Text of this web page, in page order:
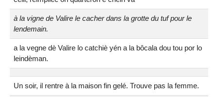
à la vigne de Valire le cacher dans la grotte du tuf pour le
lendemain.
a la vegne dè Valire lo catchiè yén a la bôcala dou tou por lo
leindèman.
Un soir, il rentre à la maison fin gelé. Trouve pas la femme.